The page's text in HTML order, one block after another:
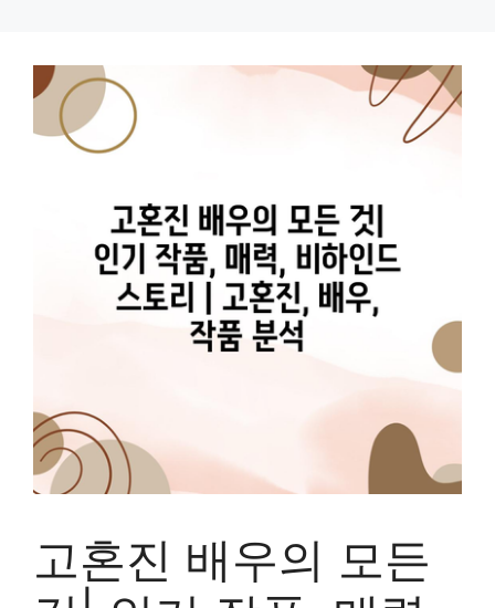
고혼진 배우의 모든